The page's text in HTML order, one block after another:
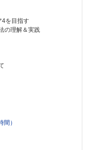
4を目指す
の理解＆実践
）